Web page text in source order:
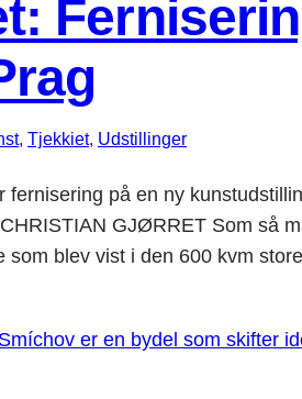
, Tjekkiet, Udstillinger
fernisering på en ny
GJØRRET Som så
som blev vist i den 600 kvm